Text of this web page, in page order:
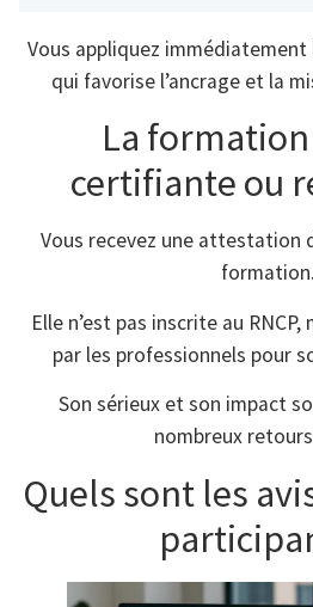
Vous appliquez
qui favorise l’ancrage et la
La
certifiante ou
Vous recevez une attestation
formation.
Elle n’est pas inscrite au
par les professionnels pour
Son sérieux et son impact
nombreux
Quels sont les